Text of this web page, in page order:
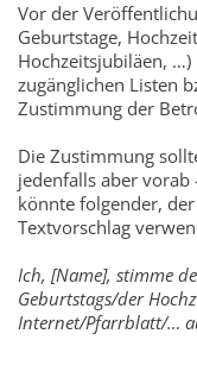
Vor der
Geburtstage,
Hochzeitsjubiläen,
zugänglichen Listen
Zustimmung der
Die Zustimmung
jedenfalls aber
könnte folgender,
Textvorschlag
Ich, [Name], stimme
Geburtstags/der
Internet/Pfarrblatt/…